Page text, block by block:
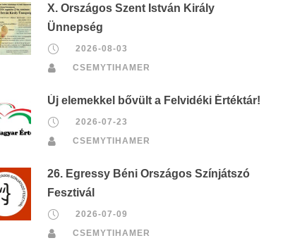
X. Országos Szent István Király
Ünnepség
2026-08-03
CSEMYTIHAMER
Új elemekkel bővült a Felvidéki Értéktár!
2026-07-23
CSEMYTIHAMER
26. Egressy Béni Országos Színjátszó
Fesztivál
2026-07-09
CSEMYTIHAMER